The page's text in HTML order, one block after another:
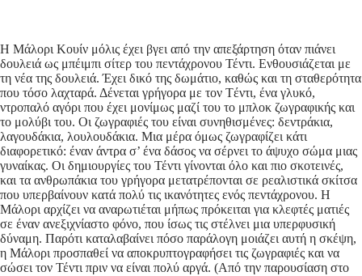
Η Μάλορι Κουίν μόλις έχει βγει από την απεξάρτηση όταν πιάνει
δουλειά ως μπέιμπι σίτερ του πεντάχρονου Τέντι. Ενθουσιάζεται με
τη νέα της δουλειά. Έχει δικό της δωμάτιο, καθώς και τη σταθερότητα
που τόσο λαχταρά. Δένεται γρήγορα με τον Tέντι, ένα γλυκό,
ντροπαλό αγόρι που έχει μονίμως μαζί του το μπλοκ ζωγραφικής και
το μολύβι του. Οι ζωγραφιές του είναι συνηθισμένες: δεντράκια,
λαγουδάκια, λουλουδάκια. Μια μέρα όμως ζωγραφίζει κάτι
διαφορετικό: έναν άντρα σ’ ένα δάσος να σέρνει το άψυχο σώμα μιας
γυναίκας. Οι δημιουργίες του Τέντι γίνονται όλο και πιο σκοτεινές,
και τα ανθρωπάκια του γρήγορα μετατρέπονται σε ρεαλιστικά σκίτσα
που υπερβαίνουν κατά πολύ τις ικανότητες ενός πεντάχρονου. Η
Μάλορι αρχίζει να αναρωτιέται μήπως πρόκειται για κλεφτές ματιές
σε έναν ανεξιχνίαστο φόνο, που ίσως τις στέλνει μια υπερφυσική
δύναμη. Παρότι καταλαβαίνει πόσο παράλογη μοιάζει αυτή η σκέψη,
η Μάλορι προσπαθεί να αποκρυπτογραφήσει τις ζωγραφιές και να
σώσει τον Τέντι πριν να είναι πολύ αργά. (Από την παρουσίαση στο